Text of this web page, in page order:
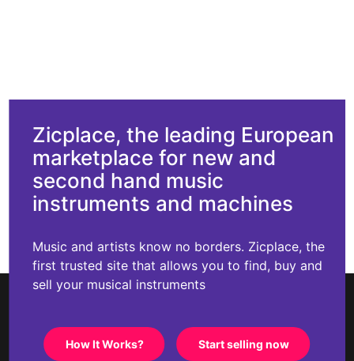
Zicplace, the leading European
marketplace for new and
second hand music
instruments and machines
Music and artists know no borders. Zicplace, the
first trusted site that allows you to find, buy and
sell your musical instruments
How It Works? Start selling now